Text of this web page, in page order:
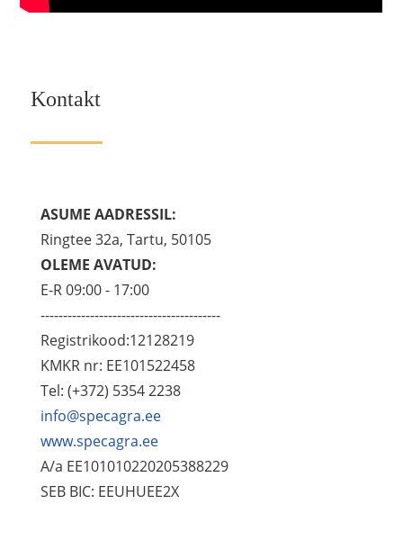
Kontakt
ASUME AADRESSIL:
Ringtee 32a, Tartu, 50105
OLEME AVATUD:
E-R 09:00 - 17:00
----------------------------------------
Registrikood:12128219
KMKR nr: EE101522458
Tel: (+372) 5354 2238
info@specagra.ee
www.specagra.ee
A/a EE101010220205388229
SEB BIC: EEUHUEE2X